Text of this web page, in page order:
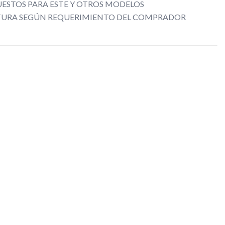
PARA ESTE Y OTROS MODELOS
SEGÚN REQUERIMIENTO DEL COMPRADOR